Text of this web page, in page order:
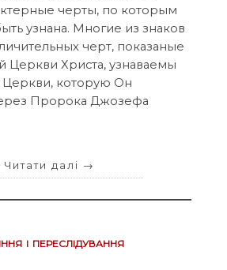
черты, по которым
узнана. Многие из знаков
черт, показаные
Церкви Христа, узнаваемы
Церкви, которую Он
Пророка Джозефа
Читати далі →
і переслідування